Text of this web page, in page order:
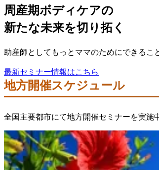
周産期ボディケアの
新たな未来を切り拓く
助産師としてもっとママのためにできる
最新セミナー情報はこちら
地方開催スケジュール
全国主要都市にて地方開催セミナーを実施